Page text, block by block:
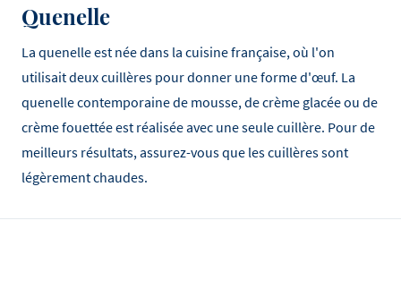
Quenelle
La quenelle est née dans la cuisine française, où l'on
utilisait deux cuillères pour donner une forme d'œuf. La
quenelle contemporaine de mousse, de crème glacée ou de
crème fouettée est réalisée avec une seule cuillère. Pour de
meilleurs résultats, assurez-vous que les cuillères sont
légèrement chaudes.